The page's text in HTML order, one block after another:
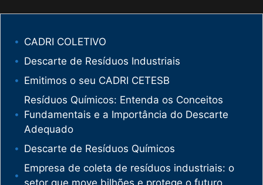
CADRI COLETIVO
Descarte de Resíduos Industriais
Emitimos o seu CADRI CETESB
Resíduos Químicos: Entenda os Conceitos
Fundamentais e a Importância do Descarte
Adequado
Descarte de Resíduos Químicos
Empresa de coleta de resíduos industriais: o